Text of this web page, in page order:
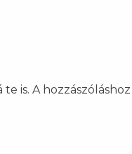
is. A